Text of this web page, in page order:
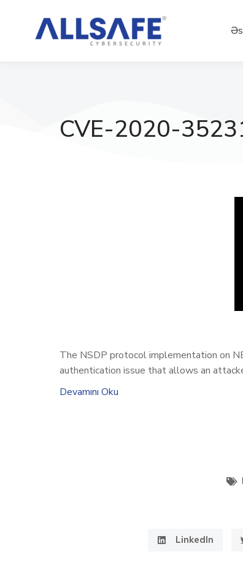
CVE-2020-
The NSDP protocol implementation on
authentication issue that allows an
Devamını Oku
LinkedIn